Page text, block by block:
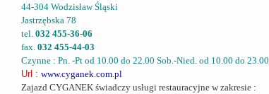
44-304 Wodzisław Śląski
Jastrzębska 78
tel. 032 455-36-06
fax. 032 455-44-03
Czynne : Pn. -Pt od 10.00 do 22.00 Sob.-Nied. od 10.00 do 23.00
Url : www.cyganek.com.pl
Zajazd CYGANEK świadczy usługi restauracyjne w zakresie :